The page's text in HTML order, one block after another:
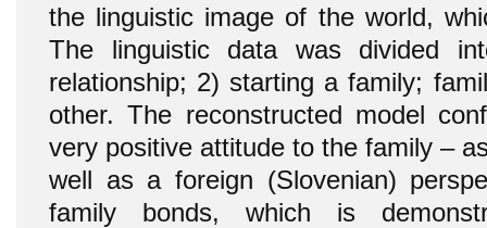
the linguistic image of the world,
The linguistic data was divided
relationship; 2) starting a family;
other. The reconstructed model
very positive attitude to the family –
well as a foreign (Slovenian)
family bonds, which is